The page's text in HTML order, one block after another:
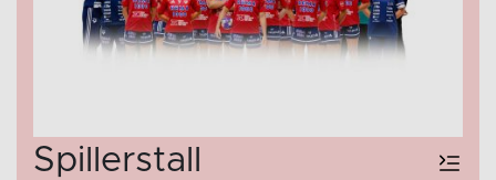
Spillerstall